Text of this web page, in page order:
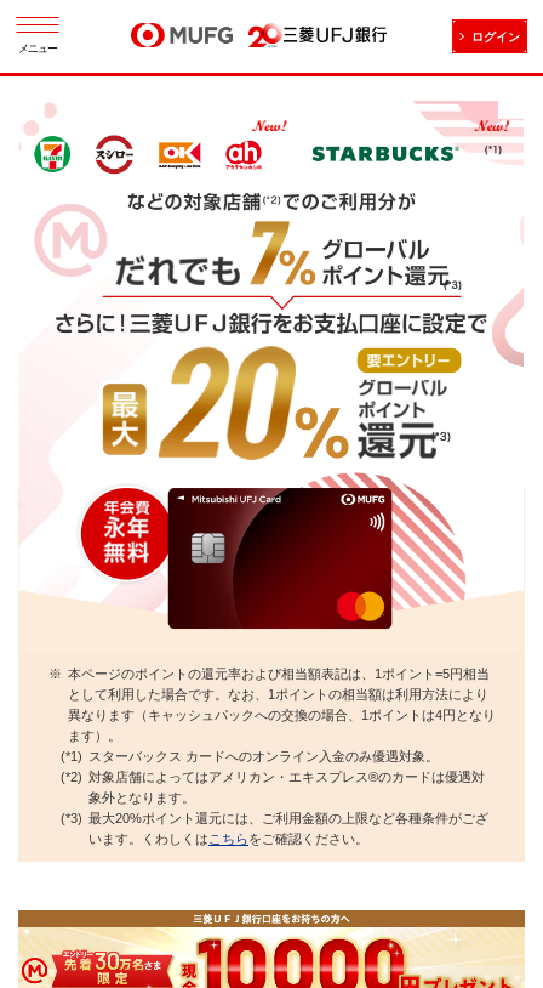
メニュー
ログイン
※ 本ページのポイントの還元率および相当額表記は、1ポイント=5円相当
として利用した場合です。なお、1ポイントの相当額は利用方法により
異なります（キャッシュパックへの交換の場合、1ポイントは4円となり
ます）。
(*1) スターバックス カードへのオンライン入金のみ優遇対象。
(*2) 対象店舗によってはアメリカン・エキスプレス®のカードは優遇対
象外となります。
(*3) 最大20%ポイント還元には、ご利用金額の上限など各種条件がござ
います。くわしくは こちらをご確認ください。